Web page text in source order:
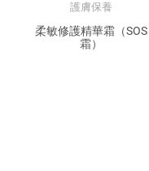
護膚保養
柔敏修護精華霜（SOS
霜）